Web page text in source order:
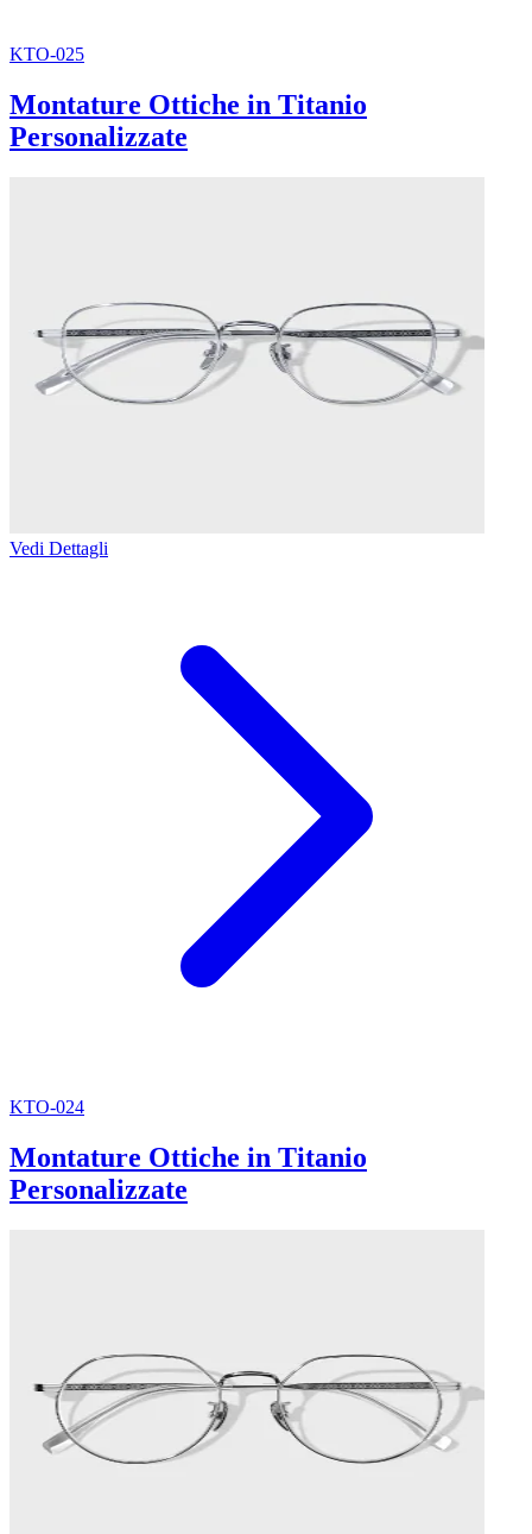
KTO-025
Montature Ottiche in Titanio
Personalizzate
Vedi Dettagli
KTO-024
Montature Ottiche in Titanio
Personalizzate